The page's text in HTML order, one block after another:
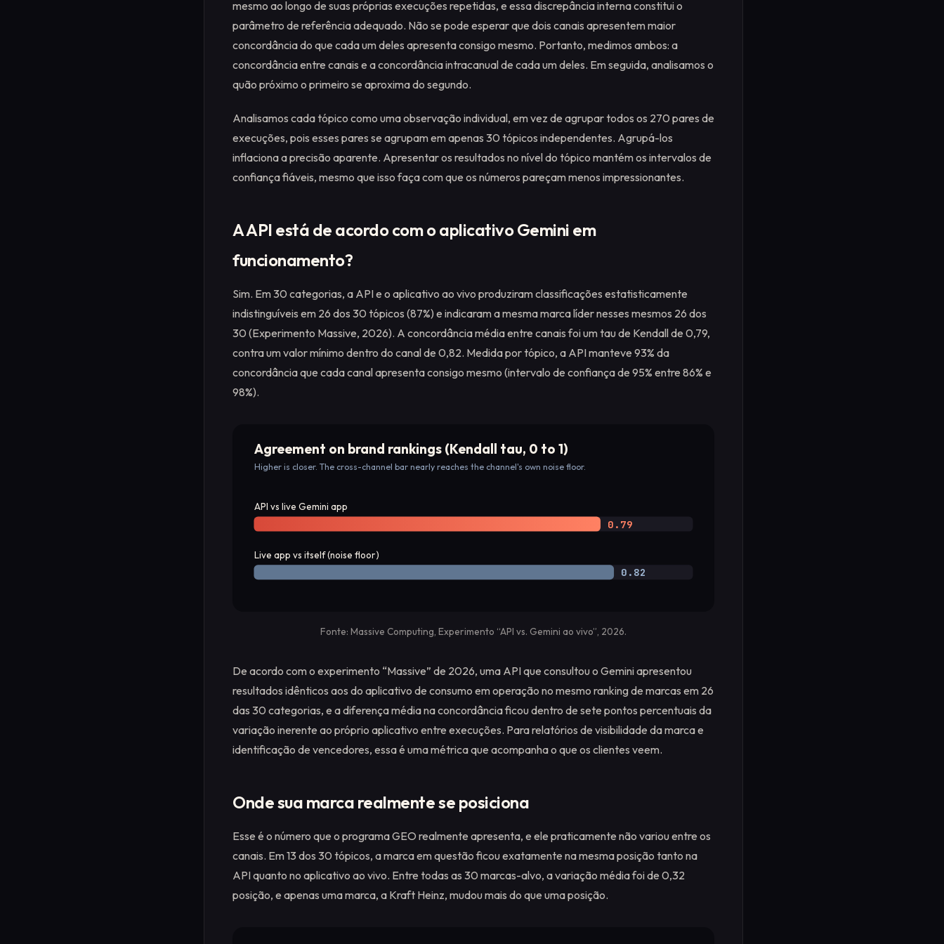
mesmo ao longo de suas próprias execuções repetidas, e essa discrepância interna constitui o
parâmetro de referência adequado. Não se pode esperar que dois canais apresentem maior
concordância do que cada um deles apresenta consigo mesmo. Portanto, medimos ambos: a
concordância entre canais e a concordância intracanual de cada um deles. Em seguida, analisamos o
quão próximo o primeiro se aproxima do segundo.
Analisamos cada tópico como uma observação individual, em vez de agrupar todos os 270 pares de
execuções, pois esses pares se agrupam em apenas 30 tópicos independentes. Agrupá-los
inflaciona a precisão aparente. Apresentar os resultados no nível do tópico mantém os intervalos de
confiança fiáveis, mesmo que isso faça com que os números pareçam menos impressionantes.
A API está de acordo com o aplicativo Gemini em
funcionamento?
Sim. Em 30 categorias, a API e o aplicativo ao vivo produziram classificações estatisticamente
indistinguíveis em 26 dos 30 tópicos (87%) e indicaram a mesma marca líder nesses mesmos 26 dos
30 (Experimento Massive, 2026). A concordância média entre canais foi um tau de Kendall de 0,79,
contra um valor mínimo dentro do canal de 0,82. Medida por tópico, a API manteve 93% da
concordância que cada canal apresenta consigo mesmo (intervalo de confiança de 95% entre 86% e
98%).
Agreement on brand rankings (Kendall tau, 0 to 1)
Higher is closer. The cross-channel bar nearly reaches the channel's own noise floor.
API vs live Gemini app
0.79
Live app vs itself (noise floor)
0.82
Fonte: Massive Computing, Experimento “API vs. Gemini ao vivo”, 2026.
De acordo com o experimento “Massive” de 2026, uma API que consultou o Gemini apresentou
resultados idênticos aos do aplicativo de consumo em operação no mesmo ranking de marcas em 26
das 30 categorias, e a diferença média na concordância ficou dentro de sete pontos percentuais da
variação inerente ao próprio aplicativo entre execuções. Para relatórios de visibilidade da marca e
identificação de vencedores, essa é uma métrica que acompanha o que os clientes veem.
Onde sua marca realmente se posiciona
Esse é o número que o programa GEO realmente apresenta, e ele praticamente não variou entre os
canais. Em 13 dos 30 tópicos, a marca em questão ficou exatamente na mesma posição tanto na
API quanto no aplicativo ao vivo. Entre todas as 30 marcas-alvo, a variação média foi de 0,32
posição, e apenas uma marca, a Kraft Heinz, mudou mais do que uma posição.